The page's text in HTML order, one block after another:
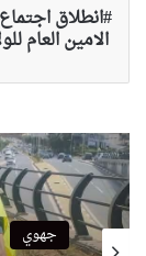
انطلاق
الامين العام
جهوي